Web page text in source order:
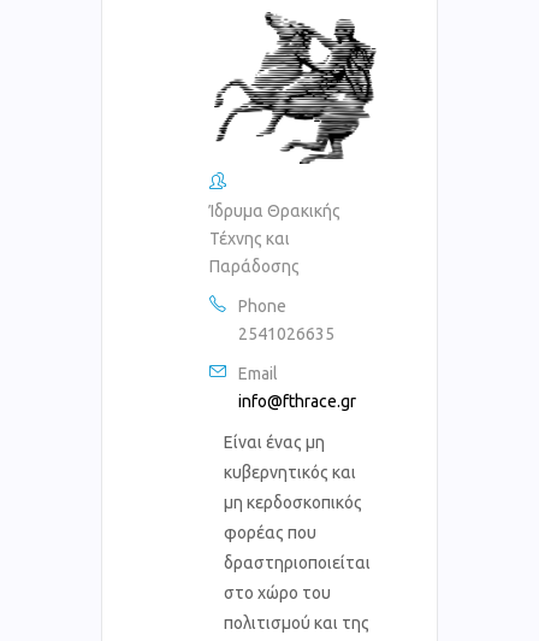
Ίδρυμα Θρακικής
Τέχνης και
Παράδοσης
Phone
2541026635
Email
info@fthrace.gr
Είναι ένας μη
κυβερνητικός και
μη κερδοσκοπικός
φορέας που
δραστηριοποιείται
στο χώρο του
πολιτισμού και της